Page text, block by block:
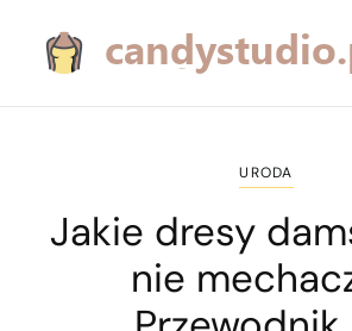
URODA
Jakie dresy
nie